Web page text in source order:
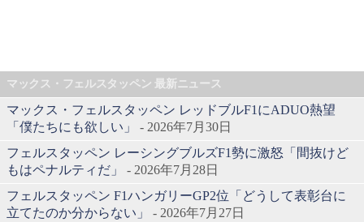
マックス・フェルスタッペン 最新ニュース
マックス・フェルスタッペン レッドブルF1にADUO熱望
「僕たちにも欲しい」
- 2026年7月30日
フェルスタッペン レーシングブルズF1勢に激怒「間抜けど
もはペナルティだ」
- 2026年7月28日
フェルスタッペン F1ハンガリーGP2位「どうして表彰台に
立てたのか分からない」
- 2026年7月27日